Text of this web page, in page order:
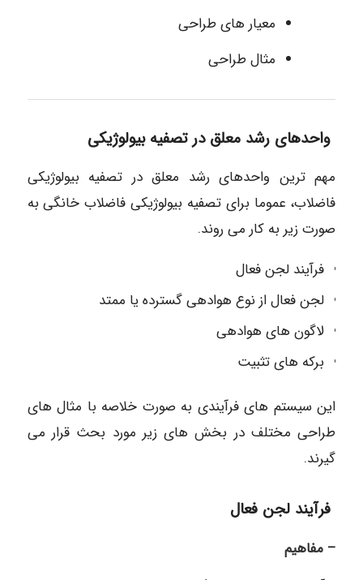
معیار های طراحی
مثال طراحی
واحدهای رشد معلق در تصفیه بیولوژیکی
مهم ترین واحدهای رشد معلق در تصفیه بیولوژیکی
فاضلاب، عموما برای تصفیه بیولوژیکی فاضلاب خانگی به
صورت زیر به کار می روند.
فرآیند لجن فعال
لجن فعال از نوع هوادهی گسترده یا ممتد
لاگون های هوادهی
برکه های تثبیت
این سیستم های فرآیندی به صورت خلاصه با مثال های
طراحی مختلف در بخش های زیر مورد بحث قرار می
گیرند.
فرآیند لجن فعال
– مفاهیم